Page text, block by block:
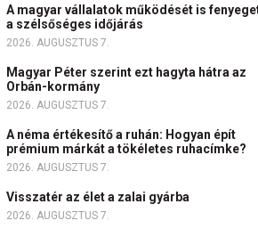
A magyar vállalatok működését is
a szélsőséges időjárás
2026. AUGUSZTUS 7.
Magyar Péter szerint ezt hagyta hátra az
Orbán-kormány
2026. AUGUSZTUS 7.
A néma értékesítő a ruhán: Hogyan épít
prémium márkát a tökéletes ruhacímke?
2026. AUGUSZTUS 7.
Visszatér az élet a zalai gyárba
2026. AUGUSZTUS 7.